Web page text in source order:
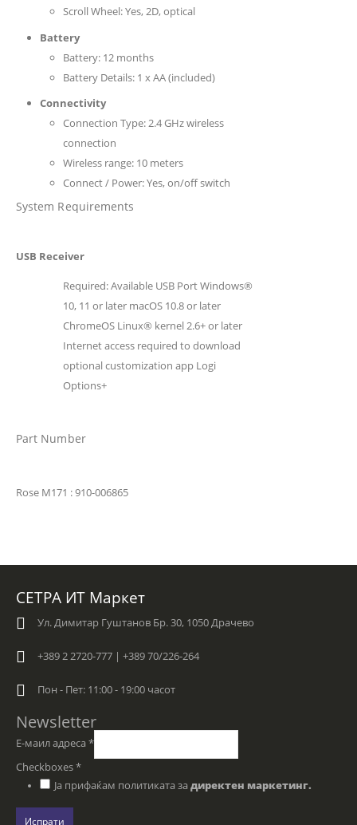
Scroll Wheel: Yes, 2D, optical
Battery
Battery: 12 months
Battery Details: 1 x AA (included)
Connectivity
Connection Type: 2.4 GHz wireless
connection
Wireless range: 10 meters
Connect / Power: Yes, on/off switch
System Requirements
USB Receiver
Required: Available USB Port Windows®
10, 11 or later macOS 10.8 or later
ChromeOS Linux® kernel 2.6+ or later
Internet access required to download
optional customization app Logi
Options+
Part Number
Rose M171 : 910-006865
СЕТРА ИТ Маркет
Ул. Димитар Гуштанов Бр. 30, 1050 Драчево
+389 2 2720-777 | +389 70/226-264
Пон - Пет: 11:00 - 19:00 часот
Newsletter
Е-маил адреса *
Checkboxes*
Ја прифаќам политиката за директен маркетинг.
Испрати